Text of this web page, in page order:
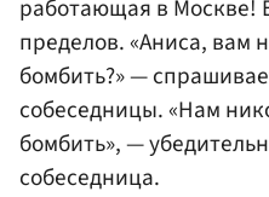
работающая в Москве!
пределов. «Аниса, вам
бомбить?» —
собеседницы. «Нам
бомбить», —
собеседница.